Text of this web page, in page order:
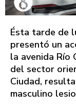
Ésta tarde de
presentó un
la avenida Río
del sector
Ciudad,
masculino